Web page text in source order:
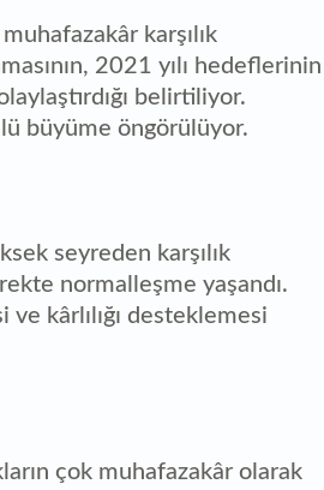
karşılık
2021 yılı hedeflerinin
belirtiliyor.
büyüme öngörülüyor.
seyreden karşılık
normalleşme yaşandı.
kârlılığı desteklemesi
çok muhafazakâr olarak